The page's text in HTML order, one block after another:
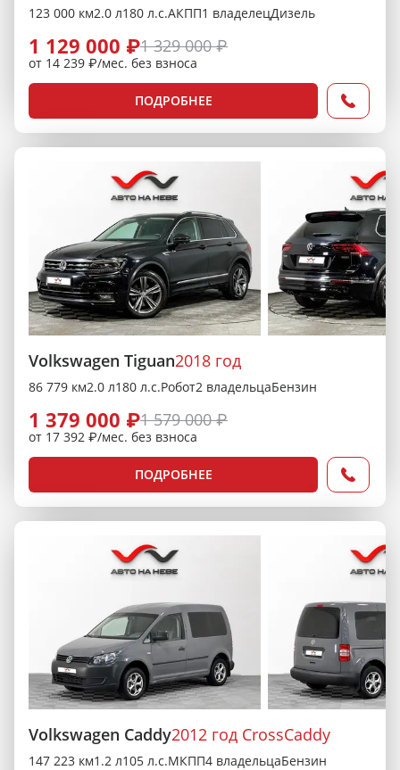
123 000 км2.0 л180 л.с.АКПП1 владелецДизель
1 129 000 ₽1 329 000 ₽
от 14 239 ₽/мес. без взноса
ПОДРОБНЕЕ
Volkswagen Tiguan2018 год
86 779 км2.0 л180 л.с.Робот2 владельцаБензин
1 379 000 ₽1 579 000 ₽
от 17 392 ₽/мес. без взноса
ПОДРОБНЕЕ
Volkswagen Caddy2012 год CrossCaddy
147 223 км1.2 л105 л.с.МКПП4 владельцаБензин